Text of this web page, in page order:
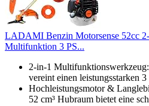
LADAMI Benzin Motorsense 52cc
Multifunktion 3 PS...
2-in-1
vereint einen leistungsstarken 3
Hochleistungsmotor &
52 cm³ Hubraum bietet eine